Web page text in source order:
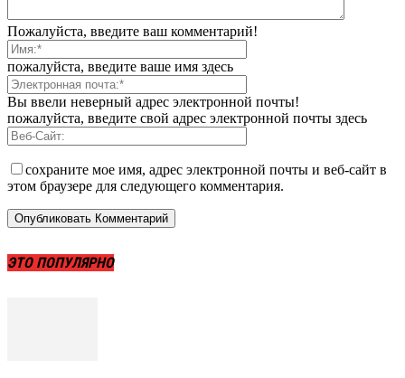
Пожалуйста, введите ваш комментарий!
пожалуйста, введите ваше имя здесь
Вы ввели неверный адрес электронной почты!
пожалуйста, введите свой адрес электронной почты здесь
сохраните мое имя, адрес электронной почты и веб-сайт в
этом браузере для следующего комментария.
ЭТО ПОПУЛЯРНО